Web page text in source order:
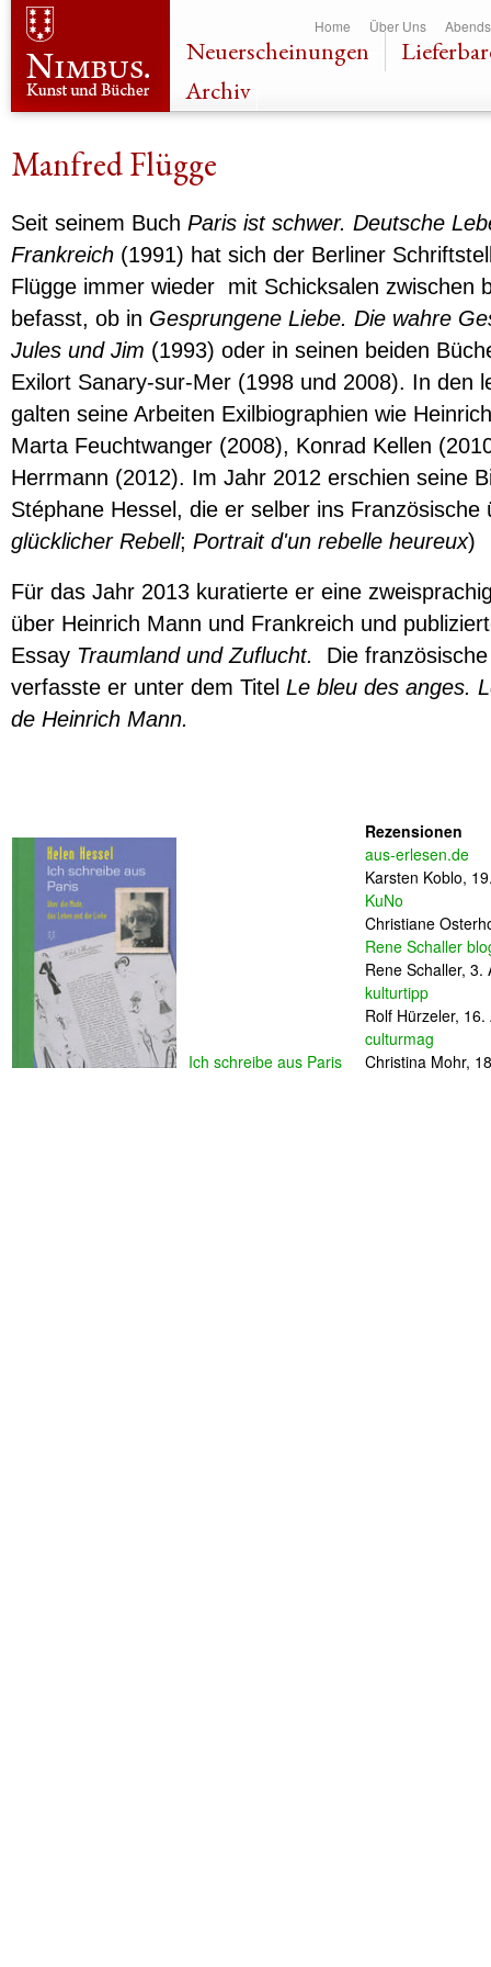
Home Über Uns
Neuerscheinungen
Archiv
Manfred Flügge
Seit seinem Buch Paris ist schwer. Deutsche
Frankreich (1991) hat sich der Berliner
Flügge immer wieder mit Schicksalen zwischen
befasst, ob in Gesprungene Liebe. Die wahre
Jules und Jim (1993) oder in seinen beiden
Exilort Sanary-sur-Mer (1998 und 2008). In den
galten seine Arbeiten Exilbiographien wie
Marta Feuchtwanger (2008), Konrad Kellen
Herrmann (2012). Im Jahr 2012 erschien seine
Stéphane Hessel, die er selber ins Französische
glücklicher Rebell; Portrait d'un rebelle heureux)
Für das Jahr 2013 kuratierte er eine
über Heinrich Mann und Frankreich und
Essay Traumland und Zuflucht. Die
verfasste er unter dem Titel Le bleu des anges.
de Heinrich Mann.
Ich schreibe aus Paris
Rezensionen
aus-erlesen.de
Karsten Koblo,
KuNo
Christiane
Rene Schaller
Rene Schaller, 3.
kulturtipp
Rolf Hürzeler, 16.
culturmag
Christina Mohr,